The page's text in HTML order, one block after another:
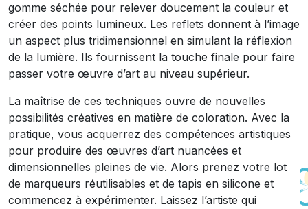
gomme séchée pour relever doucement la couleur et
créer des points lumineux. Les reflets donnent à l’image
un aspect plus tridimensionnel en simulant la réflexion
de la lumière. Ils fournissent la touche finale pour faire
passer votre œuvre d’art au niveau supérieur.
La maîtrise de ces techniques ouvre de nouvelles
possibilités créatives en matière de coloration. Avec la
pratique, vous acquerrez des compétences artistiques
pour produire des œuvres d’art nuancées et
dimensionnelles pleines de vie. Alors prenez votre lot
de marqueurs réutilisables et de tapis en silicone et
commencez à expérimenter. Laissez l’artiste qui